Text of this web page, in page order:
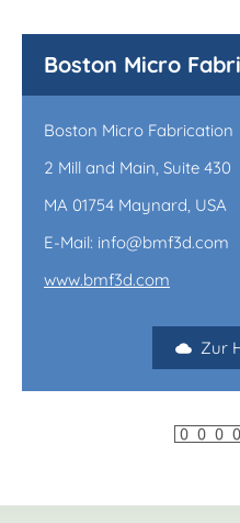
Boston Micro
Boston Micro Fabrication
2 Mill and Main, Suite 430
MA 01754 Maynard, USA
E-Mail: info@bmf3d.com
www.bmf3d.com
Zur